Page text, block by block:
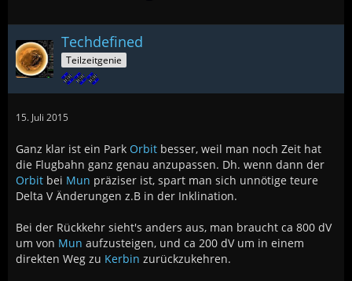
Techdefined
Teilzeitgenie
15. Juli 2015
Ganz klar ist ein Park Orbit besser, weil man noch Zeit hat
die Flugbahn ganz genau anzupassen. Dh. wenn dann der
Orbit bei Mun präziser ist, spart man sich unnötige teure
Delta V Änderungen z.B in der Inklination.
Bei der Rückkehr sieht's anders aus, man braucht ca 800 dV
um von Mun aufzusteigen, und ca 200 dV um in einem
direkten Weg zu Kerbin zurückzukehren.